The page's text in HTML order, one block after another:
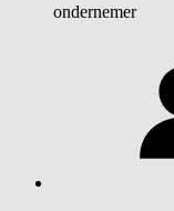
ondernemer